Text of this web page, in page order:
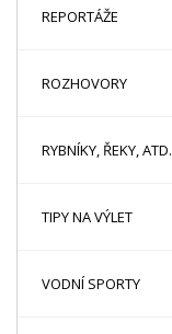
REPORTÁŽE
ROZHOVORY
RYBNÍKY, ŘEKY, ATD.
TIPY NA VÝLET
VODNÍ SPORTY